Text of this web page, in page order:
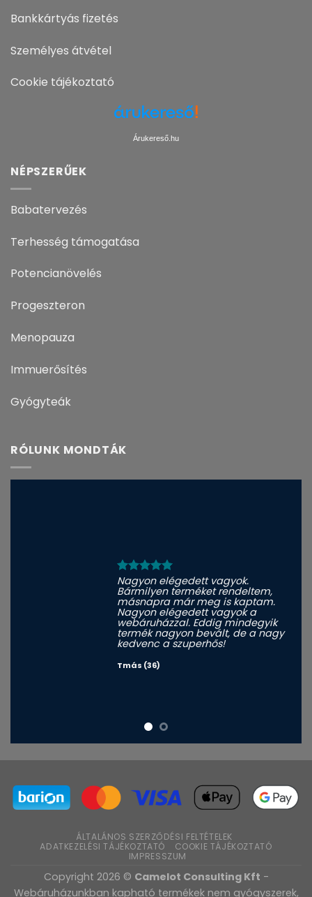
Bankkártyás fizetés
Személyes átvétel
Cookie tájékoztató
Árukereső.hu
NÉPSZERŰEK
Babatervezés
Terhesség támogatása
Potencianövelés
Progeszteron
Menopauza
Immuerősítés
Gyógyteák
RÓLUNK MONDTÁK
Nagyon elégedett vagyok.
Bármilyen terméket rendeltem,
másnapra már meg is kaptam.
Nagyon elégedett vagyok a
webáruházzal. Eddig mindegyik
termék nagyon bevált, de a nagy
kedvenc a szuperhős!
Tmás (36)
ÁLTALÁNOS SZERZŐDÉSI FELTÉTELEK
ADATKEZELÉSI TÁJÉKOZTATÓ
COOKIE TÁJÉKOZTATÓ
IMPRESSZUM
Copyright 2026 © Camelot Consulting Kft -
Webáruházunkban kapható termékek nem gyógyszerek,